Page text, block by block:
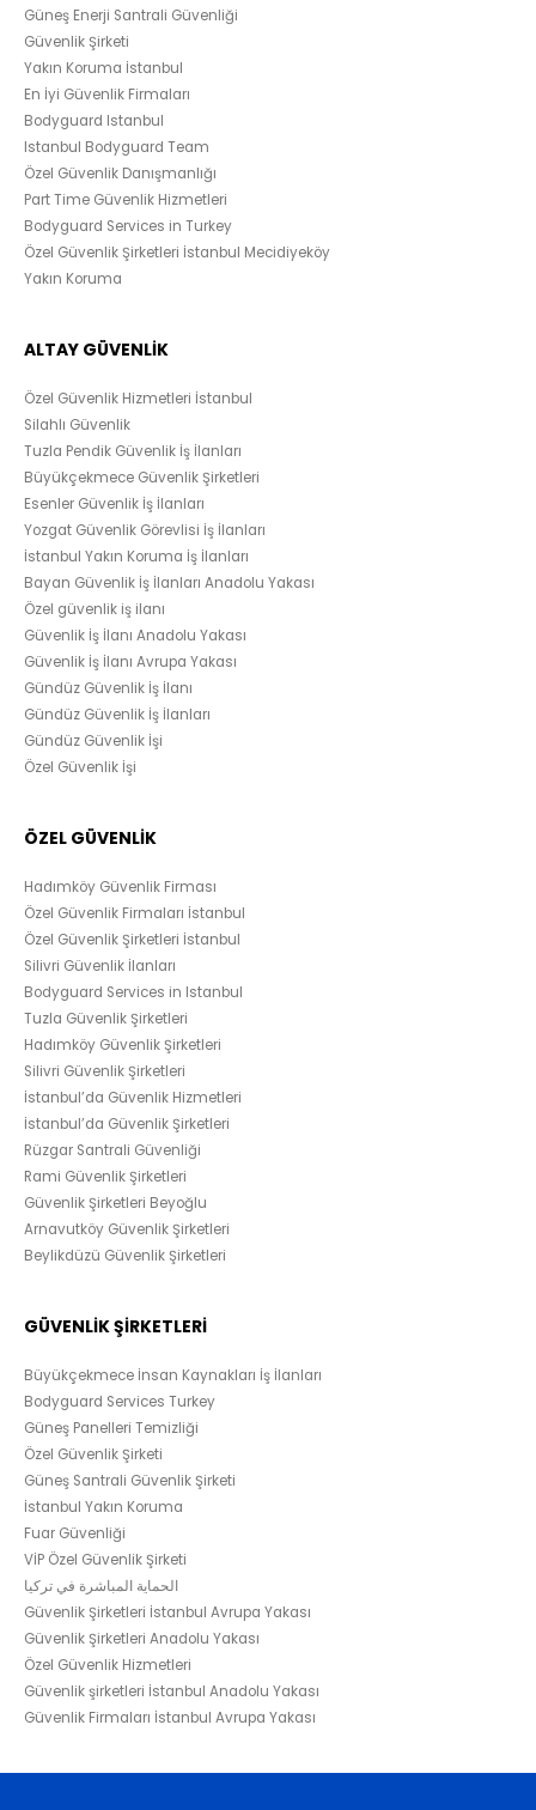
Güneş Enerji Santrali Güvenliği
Güvenlik Şirketi
Yakın Koruma İstanbul
En İyi Güvenlik Firmaları
Bodyguard Istanbul
Istanbul Bodyguard Team
Özel Güvenlik Danışmanlığı
Part Time Güvenlik Hizmetleri
Bodyguard Services in Turkey
Özel Güvenlik Şirketleri İstanbul Mecidiyeköy
Yakın Koruma
ALTAY GÜVENLİK
Özel Güvenlik Hizmetleri İstanbul
Silahlı Güvenlik
Tuzla Pendik Güvenlik İş İlanları
Büyükçekmece Güvenlik Şirketleri
Esenler Güvenlik İş İlanları
Yozgat Güvenlik Görevlisi İş İlanları
İstanbul Yakın Koruma İş İlanları
Bayan Güvenlik İş İlanları Anadolu Yakası
Özel güvenlik iş ilanı
Güvenlik İş İlanı Anadolu Yakası
Güvenlik İş İlanı Avrupa Yakası
Gündüz Güvenlik İş İlanı
Gündüz Güvenlik İş İlanları
Gündüz Güvenlik İşi
Özel Güvenlik İşi
ÖZEL GÜVENLİK
Hadımköy Güvenlik Firması
Özel Güvenlik Firmaları İstanbul
Özel Güvenlik Şirketleri İstanbul
Silivri Güvenlik İlanları
Bodyguard Services in Istanbul
Tuzla Güvenlik Şirketleri
Hadımköy Güvenlik Şirketleri
Silivri Güvenlik Şirketleri
İstanbul’da Güvenlik Hizmetleri
İstanbul’da Güvenlik Şirketleri
Rüzgar Santrali Güvenliği
Rami Güvenlik Şirketleri
Güvenlik Şirketleri Beyoğlu
Arnavutköy Güvenlik Şirketleri
Beylikdüzü Güvenlik Şirketleri
GÜVENLİK ŞİRKETLERİ
Büyükçekmece İnsan Kaynakları İş İlanları
Bodyguard Services Turkey
Güneş Panelleri Temizliği
Özel Güvenlik Şirketi
Güneş Santrali Güvenlik Şirketi
İstanbul Yakın Koruma
Fuar Güvenliği
VİP Özel Güvenlik Şirketi
الحماية المباشرة في تركيا
Güvenlik Şirketleri İstanbul Avrupa Yakası
Güvenlik Şirketleri Anadolu Yakası
Özel Güvenlik Hizmetleri
Güvenlik şirketleri İstanbul Anadolu Yakası
Güvenlik Firmaları İstanbul Avrupa Yakası